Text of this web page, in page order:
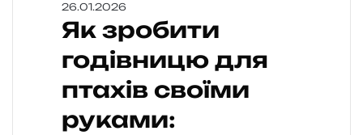
26.01.2026
Як зробити
годівницю для
птахів своїми
руками: